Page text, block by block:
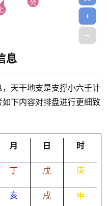
息
天干地支是支撑小六壬计
下内容对排盘进行更细致
月 日 时
丁 戊 庚
亥 戌 申